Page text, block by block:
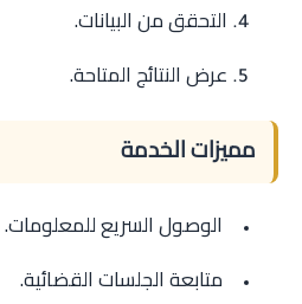
التحقق من البيانات.
عرض النتائج المتاحة.
مميزات الخدمة
الوصول السريع للمعلومات.
متابعة الجلسات القضائية.